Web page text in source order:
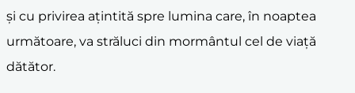
și cu privirea ațintită spre lumina care, în noaptea
următoare, va străluci din mormântul cel de viață
dătător.